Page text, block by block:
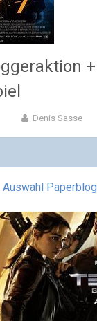
+
Denis Sasse
Auswahl Paperblog